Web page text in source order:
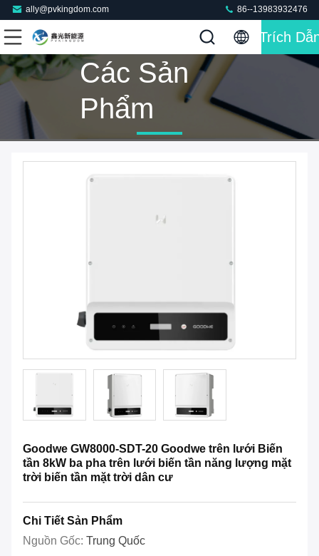
ally@pvkingdom.com 86--13983932476
Trích
Các Sản
Phẩm
Goodwe GW8000-SDT-20 Goodwe trên lưới Biến
tần 8kW ba pha trên lưới biến tần năng lượng mặt
trời biến tần mặt trời dân cư
Chi Tiết Sản Phẩm
Nguồn Gốc: Trung Quốc